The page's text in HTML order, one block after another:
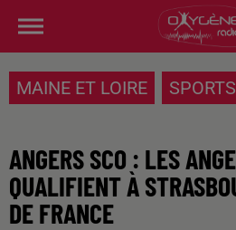
MAINE ET LOIRE SPORTS
ANGERS SCO : LES
QUALIFIENT À
DE FRANCE